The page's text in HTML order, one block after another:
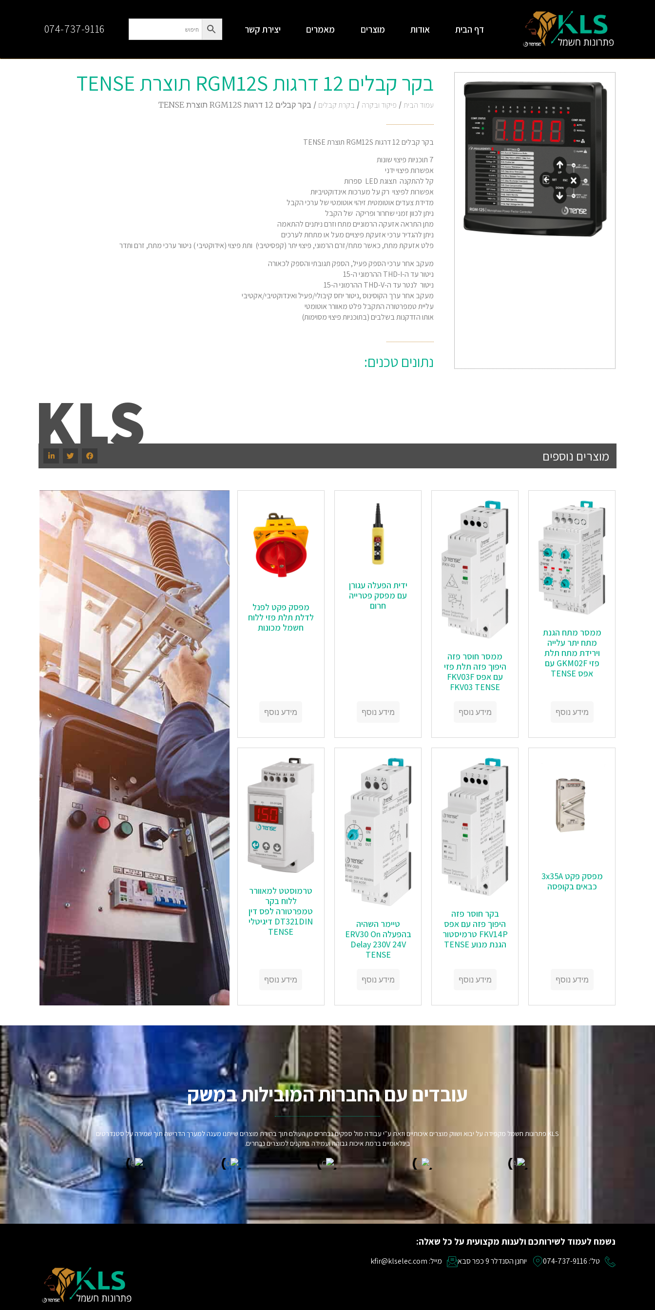
דף הבית אודות מוצרים מאמרים יצירת קשר 074-737-9116
בקר קבלים 12 דרגות RGM12S תוצרת TENSE
עמוד הבית / פיקוד ובקרה / בקרת קבלים / בקר קבלים 12 דרגות RGM12S תוצרת TENSE
בקר קבלים 12 דרגות RGM12S תוצרת TENSE
7 תוכניות פיצוי שונות
אפשרות פיצוי ידני
קל להתקנה תצוגת LED ספרות
אפשרות לפיצוי רק על מערכות אינדוקטיביות
מדידת צעדים אוטומטית זיהוי אוטומטי של ערכי הקבל
ניתן לכוון זמני שחרור ופריקה של הקבל
מתן התראה אזעקה הרמוניים מתח וזרם ניתנים להתאמה
ניתן להגדיר ערכי אזעקת פיצויים מעל או מתחת לערכים
פלט אזעקת מתח, כאשר מתח/זרם הרמוני, פיצוי יתר (קפסיטיבי) ותת פיצוי (אידוקטיבי ) ניטור ערכי מתח, זרם ותדר
מעקב אחר ערכי הספק פעיל, הספק תגובתי והספק לכאורה
ניטור עד ה-THD-I ההרמוני ה-15
ניטור לנטר עד ה-THD-V ההרמוני ה-15
מעקב אחר ערך הקוסינוס ,ניטור יחס קיבולי/פעיל ואינדוקטיבי/אקטיבי
עליית טמפרטורה התקבל פלט מאוורר אוטומטי
אותו הזדקנות בשלבים (בתוכניות פיצוי מסוימות)
נתונים טכנים:
KLS מוצרים נוספים
ממסר מתח הגנת
מתח יתר עלייה
וירידת מתח תלת
פזי GKM02F עם
אפס TENSE
מידע נוסף
ממסר חוסר פזה
היפוך פזה תלת פזי
עם אפס FKV03F
FKV03 TENSE
מידע נוסף
ידית הפעלה עגורן
עם מפסק פטרייה
חרום
מידע נוסף
מפסק פקט לפנל
לדלת תלת פזי ללוח
חשמל מכונות
מידע נוסף
מפסק פקט 3x35A
כבאים בקופסה
מידע נוסף
בקר חוסר פזה
היפוך פזה עם אפס
FKV14P טרמיסטור
הגנת מנוע TENSE
מידע נוסף
טיימר השהיה
בהפעלה ERV30 On
Delay 230V 24V
TENSE
מידע נוסף
טרמוסטט למאוורר
ללוח בקר
טמפרטורה לפס דין
DT321DIN דיגיטלי
TENSE
מידע נוסף
עובדים עם החברות המובילות במשק​
KLS פתרונות חשמל מקפידה על יבוא ושווק מוצרים איכותיים וזאת ע"י עבודה מול ספקים נבחרים מן העולם תוך בחירת מוצרים שייתנו מענה למערך הדרישה תוך שמירה על סטנדרטים
בינלאומיים ברמת איכות גבוהה ועמידה בתקנים למוצרים נבחרים.
נשמח לעמוד לשירותכם ולענות מקצועית על כל שאלה:
טל': 074-737-9116 יוחנן הסנדלר 9 כפר סבא מייל: kfir@klselec.com